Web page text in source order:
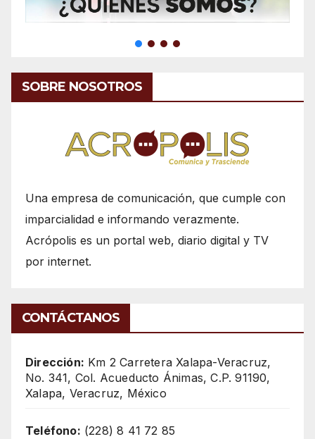
SOBRE NOSOTROS
Una empresa de comunicación, que cumple con
imparcialidad e informando verazmente.
Acrópolis es un portal web, diario digital y TV
por internet.
CONTÁCTANOS
Dirección: Km 2 Carretera Xalapa-Veracruz,
No. 341, Col. Acueducto Ánimas, C.P. 91190,
Xalapa, Veracruz, México
Teléfono: (228) 8 41 72 85